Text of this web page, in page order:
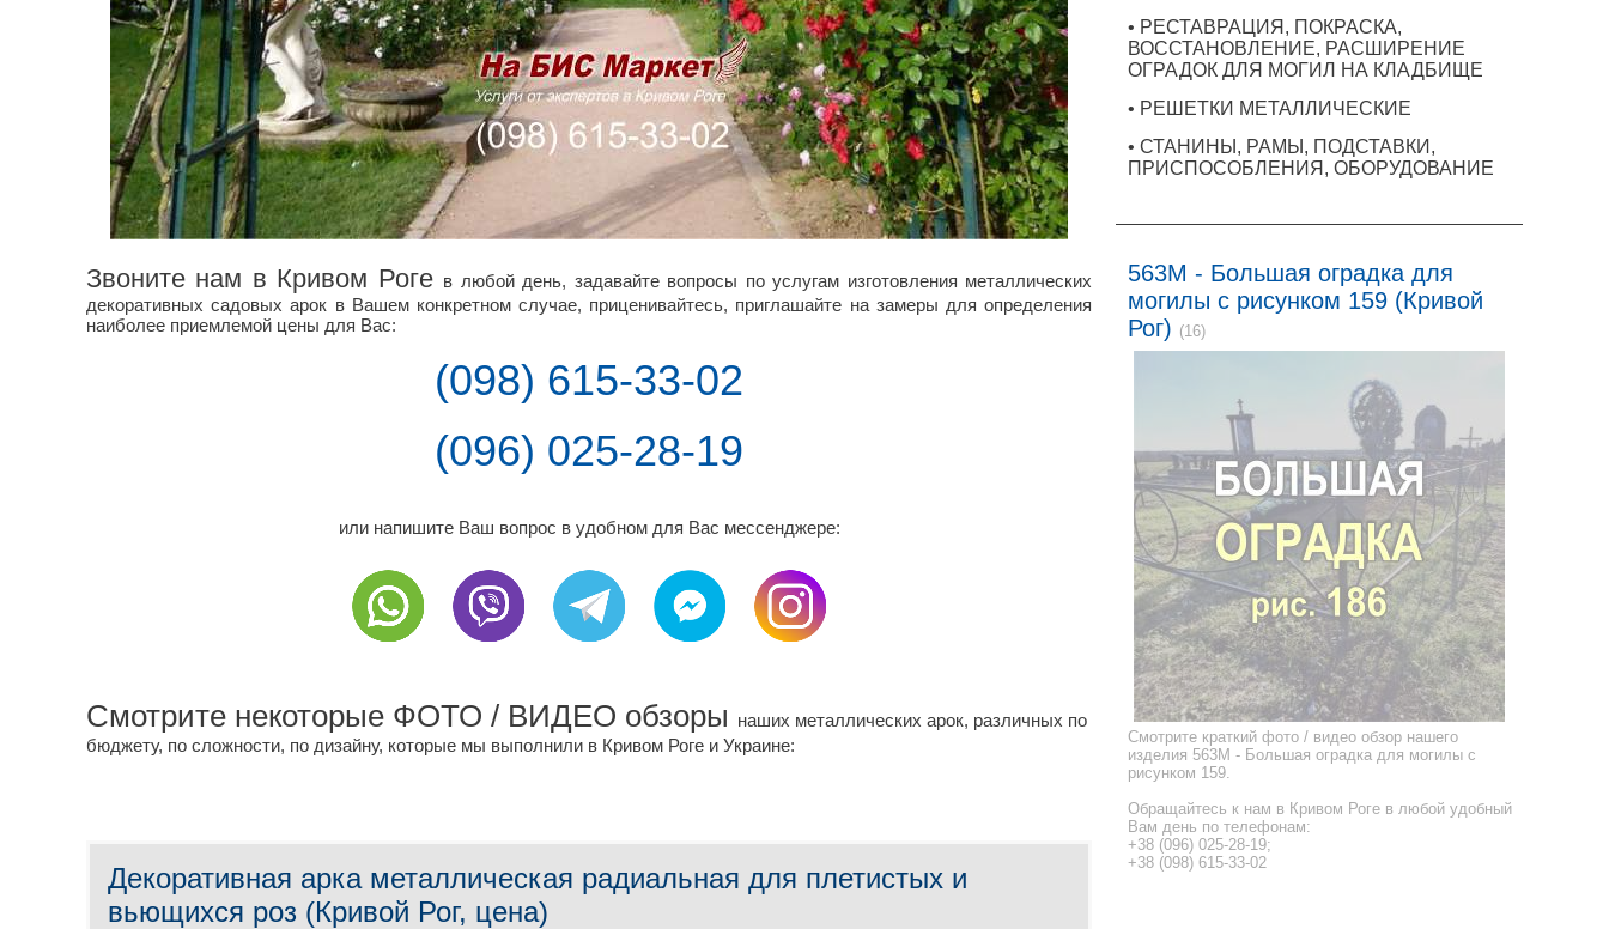
Звоните нам в Кривом Роге в любой день, задавайте вопросы по услугам изготовления металлических
декоративных садовых арок в Вашем конкретном случае, приценивайтесь, приглашайте на замеры для определения
наиболее приемлемой цены для Вас:
(098) 615-33-02
(096) 025-28-19
или напишите Ваш вопрос в удобном для Вас мессенджере:
Смотрите некоторые ФОТО / ВИДЕО обзоры наших металлических арок, различных по
бюджету, по сложности, по дизайну, которые мы выполнили в Кривом Роге и Украине:
Декоративная арка металлическая радиальная для плетистых и
вьющихся роз (Кривой Рог, цена)
• РЕСТАВРАЦИЯ, ПОКРАСКА,
ВОССТАНОВЛЕНИЕ, РАСШИРЕНИЕ
ОГРАДОК ДЛЯ МОГИЛ НА КЛАДБИЩЕ
• РЕШЕТКИ МЕТАЛЛИЧЕСКИЕ
• СТАНИНЫ, РАМЫ, ПОДСТАВКИ,
ПРИСПОСОБЛЕНИЯ, ОБОРУДОВАНИЕ
563M - Большая оградка для
могилы с рисунком 159 (Кривой
Рог) (16)
Смотрите краткий фото / видео обзор нашего
изделия 563M - Большая оградка для могилы с
рисунком 159.
Обращайтесь к нам в Кривом Роге в любой удобный
Вам день по телефонам:
+38 (096) 025-28-19;
+38 (098) 615-33-02